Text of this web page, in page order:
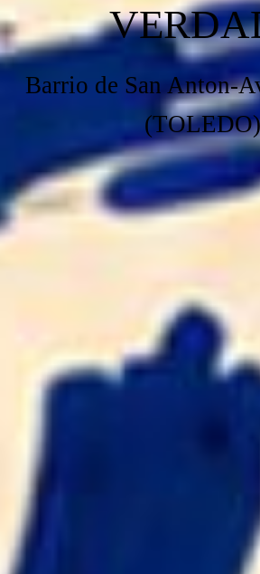
Barrio de San Anton-
(TOLEDO)